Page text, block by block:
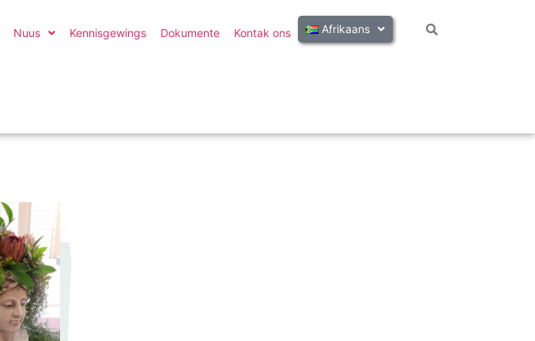
Nuus Kennisgewings Dokumente Kontak ons Afrikaans